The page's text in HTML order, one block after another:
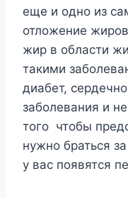
еще и одно из
отложение
жир в области
такими
диабет,
заболевания и
того чтобы
нужно браться
у вас появятся